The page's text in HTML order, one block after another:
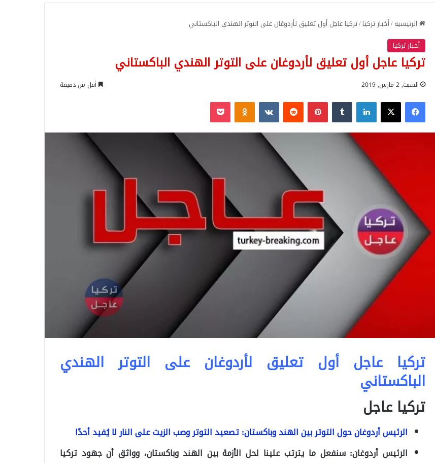
الرئيسية/أخبار تركيا/تركيا عاجل أول تعليق لأردوغان على التوتر الهندي الباكستاني
أخبار تركيا
تركيا عاجل أول تعليق لأردوغان على التوتر الهندي الباكستاني
السبت, 2 مارس, 2019 أقل من دقيقة
فيسبوك ‫X لينكدإن بينتيريست
تركيا عاجل أول تعليق لأردوغان على التوتر الهندي
الباكستاني
تركيا عاجل
الرئيس أردوغان حول التوتر بين الهند وباكستان: تصعيد التوتر وصب الزيت على النار لا يُفيد أحدًا
الرئيس أردوغان: سنفعل ما يترتب علينا لحل الأزمة بين الهند وباكستان، وواثق أن جهود تركيا